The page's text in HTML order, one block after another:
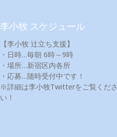
李小牧 スケジュール
【李小牧 辻立ち支援】
・日時…毎朝 6時～9時
・場所…新宿区内各所
・応募…随時受付中です！
※詳細は李小牧Twitterをご覧くださ
い！